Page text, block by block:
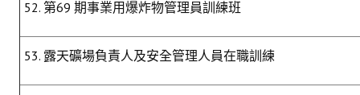
52. 第69 期事業用爆炸物管理員訓練班
53. 露天礦場負責人及安全管理人員在職訓練